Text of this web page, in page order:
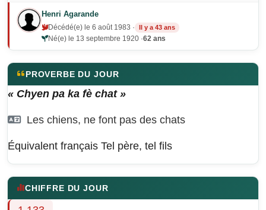
Henri Agarande
Décédé(e) le 6 août 1983 · Il y a 43 ans
Né(e) le 13 septembre 1920 ·62 ans
PROVERBE DU JOUR
« Chyen pa ka fè chat »
Les chiens, ne font pas des chats
Équivalent français Tel père, tel fils
CHIFFRE DU JOUR